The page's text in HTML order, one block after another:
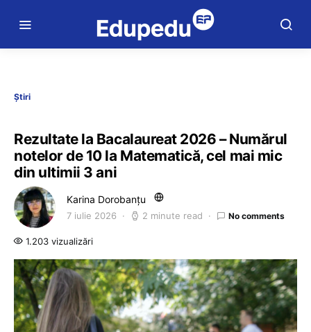
Știri
Rezultate la Bacalaureat 2026 – Numărul
notelor de 10 la Matematică, cel mai mic
din ultimii 3 ani
Karina Dorobanțu
7 iulie 2026 2 minute read No comments
1.203 vizualizări